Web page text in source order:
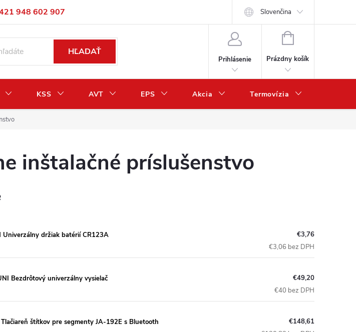
948 602 907
od zmluvy / vrátenie peňazí Slovenčina
HĽADAŤ
Prihlásenie
NÁKUPNÝ
Prázdny košík
KSS AVT EPS Akcia Termovízia
inštalačné príslušenstvo
Univerzálny držiak batérií CR123A
€3,76
€3,06 bez DPH
Bezdrôtový univerzálny vysielač
€49,20
€40 bez DPH
štítkov pre segmenty JA-192E s Bluetooth
€148,61